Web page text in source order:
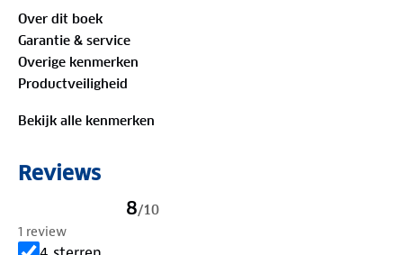
deze gids toont je de parels van Denemarken.
✔ Dankzij deprachtige fotografie
op je bestemming
✔ In het jaaroverzicht van Denemarken
✔Gedetailleerde plattegronden
vinden van de weg
Opengewerkte illustraties
van must sees, zoals Rosenborg Slot, Roskilde
Over dit boek
Garantie & service
Overige kenmerken
Productveiligheid
Bekijk alle kenmerken
Reviews
8/10
1 review